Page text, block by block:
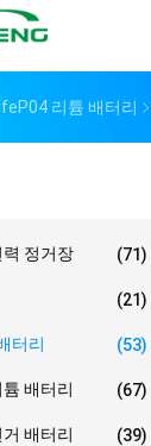
리튬 배터리
정거장 (71)
(21)
터리 (53)
배터리 (67)
배터리 (39)